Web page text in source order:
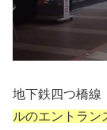
地下鉄四つ橋線
ルのエントラン